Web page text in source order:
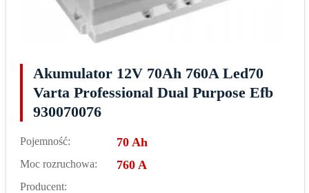
Akumulator 12V 70Ah 760A Led70
Varta Professional Dual Purpose Efb
930070076
Pojemność: 70 Ah
Moc rozruchowa: 760 A
Producent: